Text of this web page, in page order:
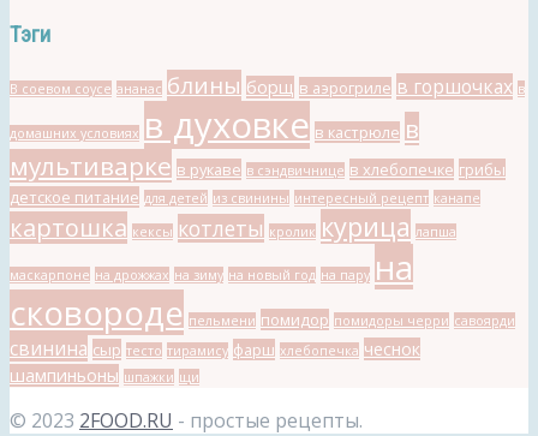
Тэги
В соевом соусе ананас блины борщ в аэрогриле в горшочках в
домашних условиях в духовке в кастрюле в
мультиварке в рукаве в сэндвичнице в хлебопечке грибы
детское питание для детей из свинины интересный рецепт канапе
картошка кексы котлеты кролик курица лапша
маскарпоне на дрожжах на зиму на новый год на пару на
сковороде пельмени помидор помидоры черри савоярди
свинина сыр тесто тирамису фарш хлебопечка чеснок
шампиньоны шпажки щи
© 2023 2FOOD.RU - простые рецепты.